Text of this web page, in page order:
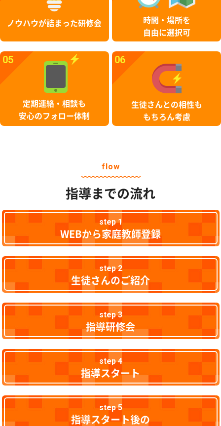
ノウハウが詰まった研修会
時間・場所を
自由に選択可
05
定期連絡・相談も
安心のフォロー体制
06
生徒さんとの相性も
もちろん考慮
flow
指導までの流れ
step 1
WEBから家庭教師登録
step 2
生徒さんのご紹介
step 3
指導研修会
step 4
指導スタート
step 5
指導スタート後の